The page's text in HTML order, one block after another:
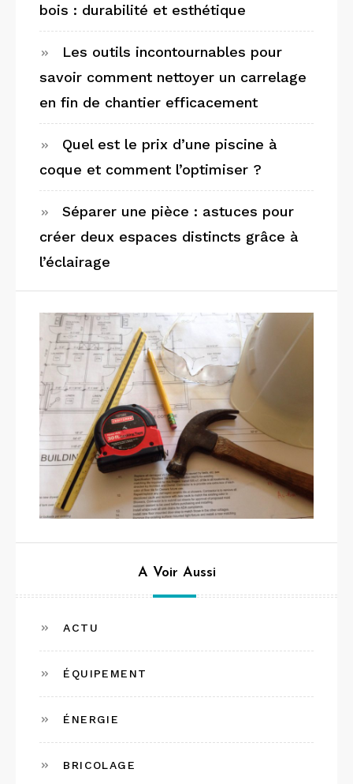
bois : durabilité et esthétique
Les outils incontournables pour
savoir comment nettoyer un carrelage
en fin de chantier efficacement
Quel est le prix d’une piscine à
coque et comment l’optimiser ?
Séparer une pièce : astuces pour
créer deux espaces distincts grâce à
l’éclairage
A Voir Aussi
ACTU
ÉQUIPEMENT
ÉNERGIE
BRICOLAGE